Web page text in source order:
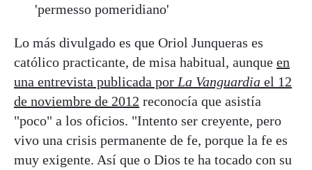
'permesso pomeridiano'
Lo más divulgado es que Oriol Junqueras es
católico practicante, de misa habitual, aunque en
una entrevista publicada por La Vanguardia el 12
de noviembre de 2012 reconocía que asistía
"poco" a los oficios. "Intento ser creyente, pero
vivo una crisis permanente de fe, porque la fe es
muy exigente. Así que o Dios te ha tocado con su